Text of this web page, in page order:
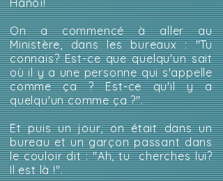
Hanoï!
On a commencé à aller au
Ministère, dans les bureaux : "Tu
connais? Est-ce que quelqu'un sait
où il y a une personne qui s'appelle
comme ça ? Est-ce qu'il y a
quelqu'un comme ça ?".
Et puis un jour, on était dans un
bureau et un garçon passant dans
le couloir dit : "Ah, tu cherches lui?
Il est là !".